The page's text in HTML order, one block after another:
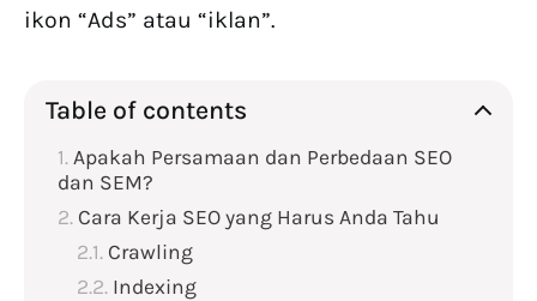
ikon “Ads” atau “iklan”.
Table of contents
Apakah Persamaan dan Perbedaan SEO
dan SEM?
Cara Kerja SEO yang Harus Anda Tahu
Crawling
Indexing